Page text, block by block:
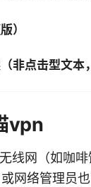
）
非点击型文本
vpn
线网（如咖
网络管理员